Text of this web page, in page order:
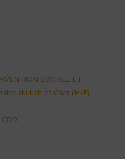
SOCIALE ET
du Loir et Cher (H/F)